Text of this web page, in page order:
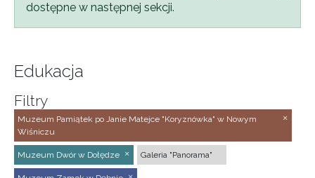
dostępne w następnej sekcji.
Edukacja
Filtry
Muzeum Pamiątek po Janie Matejce "Koryznówka" w Nowym
Wiśniczu
Muzeum Dwór w Dołędze Galeria "Panorama"